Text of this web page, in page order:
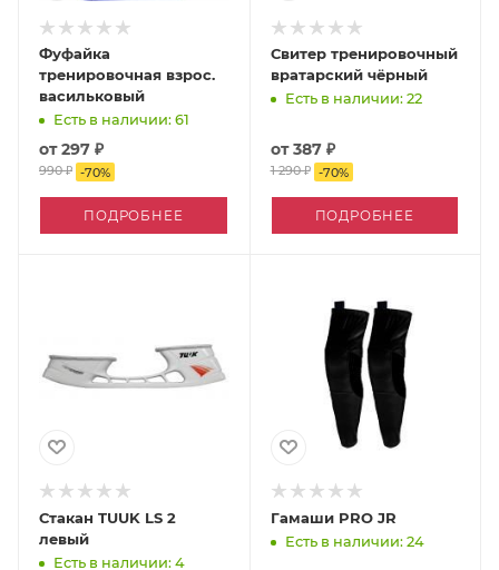
Фуфайка
тренировочная взрос.
васильковый
Есть в наличии: 61
от297 ₽
990 ₽ -70%
ПОДРОБНЕЕ
Свитер тренировочный
вратарский чёрный
Есть в наличии: 22
от387 ₽
1 290 ₽ -70%
ПОДРОБНЕЕ
Стакан TUUK LS 2
левый
Есть в наличии: 4
Гамаши PRO JR
Есть в наличии: 24